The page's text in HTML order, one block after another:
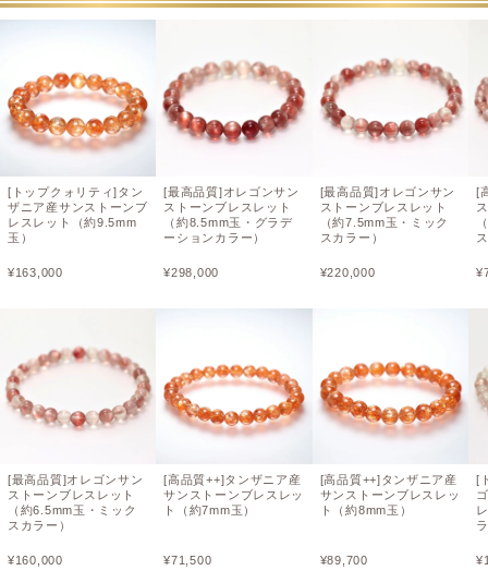
[トップクォリティ]タン
ザニア産サンストーンブ
レスレット（約9.5mm
玉）
¥163,000
[最高品質]オレゴンサン
ストーンブレスレット
（約6.5mm玉・ミック
スカラー）
¥160,000
[最高品質]オレゴンサン
ストーンブレスレット
（約8.5mm玉・グラデ
ーションカラー）
¥298,000
[高品質++]タンザニア産
サンストーンブレスレッ
ト（約7mm玉）
¥71,500
[最高品質]オレゴンサン
ストーンブレスレット
（約7.5mm玉・ミック
スカラー）
¥220,000
[高品質++]タンザニア産
サンストーンブレスレッ
ト（約8mm玉）
¥89,700
[
¥
[
¥